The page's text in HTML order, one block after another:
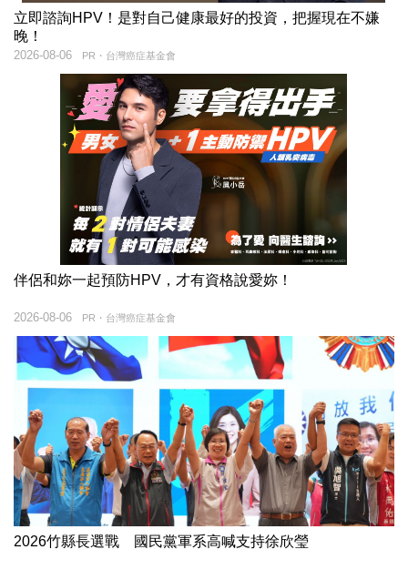
立即諮詢HPV！是對自己健康最好的投資，把握現在不嫌
晚！
PR・台灣癌症基金會
2026-08-06
伴侶和妳一起預防HPV，才有資格說愛妳！
PR・台灣癌症基金會
2026-08-06
2026竹縣長選戰 國民黨軍系高喊支持徐欣瑩